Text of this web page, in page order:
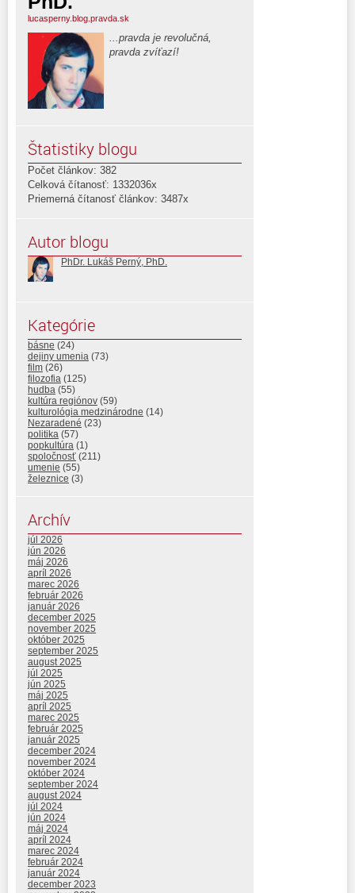
lucasperny.blog.pravda.sk
...pravda je revolučná,
pravda zvíťazí!
Štatistiky blogu
Počet článkov: 382
Celková čítanosť: 1332036x
Priemerná čítanosť článkov: 3487x
Autor blogu
PhDr. Lukáš Perný, PhD.
Kategórie
básne (24)
dejiny umenia (73)
film (26)
filozofia (125)
hudba (55)
kultúra regiónov (59)
kulturológia medzinárodne (14)
Nezaradené (23)
politika (57)
popkultúra (1)
spoločnosť (211)
umenie (55)
železnice (3)
Archív
júl 2026
jún 2026
máj 2026
apríl 2026
marec 2026
február 2026
január 2026
december 2025
november 2025
október 2025
september 2025
august 2025
júl 2025
jún 2025
máj 2025
apríl 2025
marec 2025
február 2025
január 2025
december 2024
november 2024
október 2024
september 2024
august 2024
júl 2024
jún 2024
máj 2024
apríl 2024
marec 2024
február 2024
január 2024
december 2023